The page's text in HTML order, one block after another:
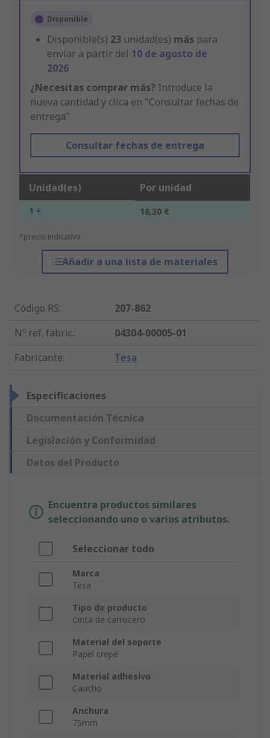
Disponible
Disponible(s) 23 unidad(es) más para
enviar a partir del 10 de agosto de
2026
¿Necesitas comprar más? Introduce la
nueva cantidad y clica en "Consultar fechas de
entrega"
Consultar fechas de entrega
Unidad(es) Por unidad
1 + 18,30 €
*precio indicativo
Añadir a una lista de materiales
Código RS:
207-862
Nº ref. fabric.:
04304-00005-01
Fabricante: Tesa
Especificaciones
Documentación Técnica
Legislación y Conformidad
Datos del Producto
Encuentra productos similares
seleccionando uno o varios atributos.
Seleccionar todo
Marca
Tesa
Tipo de producto
Cinta de carrocero
Material del soporte
Papel crepé
Material adhesivo
Caucho
Anchura
75mm